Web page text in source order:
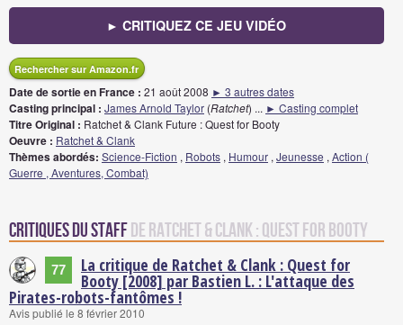
► CRITIQUEZ CE JEU VIDÉO
Rechercher sur Amazon.fr
Date de sortie en France : 21 août 2008 ► 3 autres dates
Casting principal : James Arnold Taylor (Ratchet) ... ► Casting complet
Titre Original : Ratchet & Clank Future : Quest for Booty
Oeuvre : Ratchet & Clank
Thèmes abordés: Science-Fiction , Robots , Humour , Jeunesse , Action (
Guerre , Aventures, Combat)
Critiques du staffde Ratchet & Clank : Quest for Booty
77 La critique de Ratchet & Clank : Quest for
Booty [2008] par Bastien L. : L'attaque des
Pirates-robots-fantômes !
Avis publié le 8 février 2010